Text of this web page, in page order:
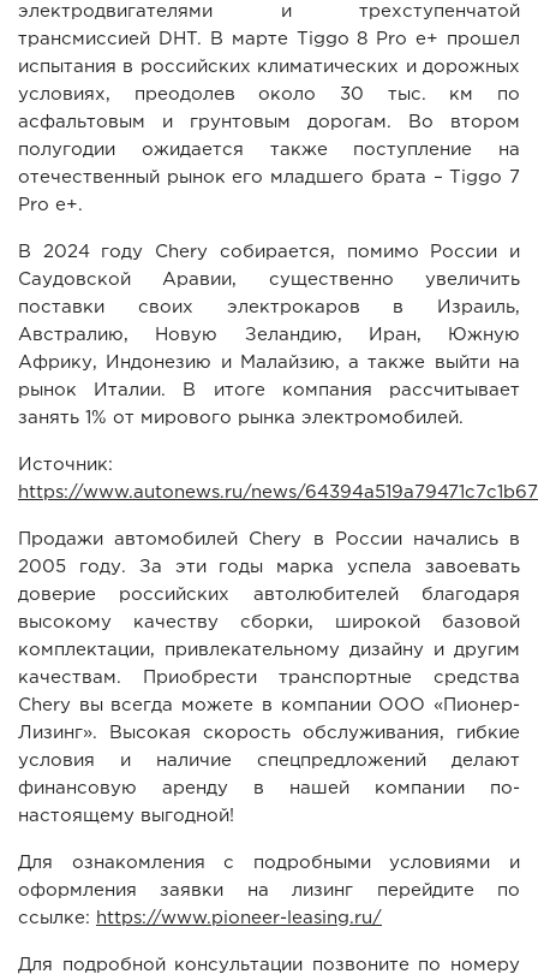
электродвигателями и трехступенчатой
трансмиссией DHT. В марте Tiggo 8 Pro e+ прошел
испытания в российских климатических и дорожных
условиях, преодолев около 30 тыс. км по
асфальтовым и грунтовым дорогам. Во втором
полугодии ожидается также поступление на
отечественный рынок его младшего брата – Tiggo 7
Pro e+.
В 2024 году Chery собирается, помимо России и
Саудовской Аравии, существенно увеличить
поставки своих электрокаров в Израиль,
Австралию, Новую Зеландию, Иран, Южную
Африку, Индонезию и Малайзию, а также выйти на
рынок Италии. В итоге компания рассчитывает
занять 1% от мирового рынка электромобилей.
Источник:
https://www.autonews.ru/news/
Продажи автомобилей Chery в России начались в
2005 году. За эти годы марка успела завоевать
доверие российских автолюбителей благодаря
высокому качеству сборки, широкой базовой
комплектации, привлекательному дизайну и другим
качествам. Приобрести транспортные средства
Chery вы всегда можете в компании ООО «Пионер-
Лизинг». Высокая скорость обслуживания, гибкие
условия и наличие спецпредложений делают
финансовую аренду в нашей компании по-
настоящему выгодной!
Для ознакомления с подробными условиями и
оформления заявки на лизинг перейдите по
ссылке:
https://www.pioneer-leasing.ru/
Для подробной консультации позвоните по номеру